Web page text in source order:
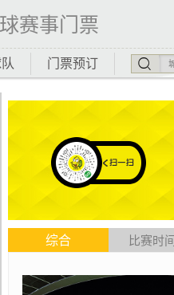
赛事门票
门票预订
综合 比赛时间